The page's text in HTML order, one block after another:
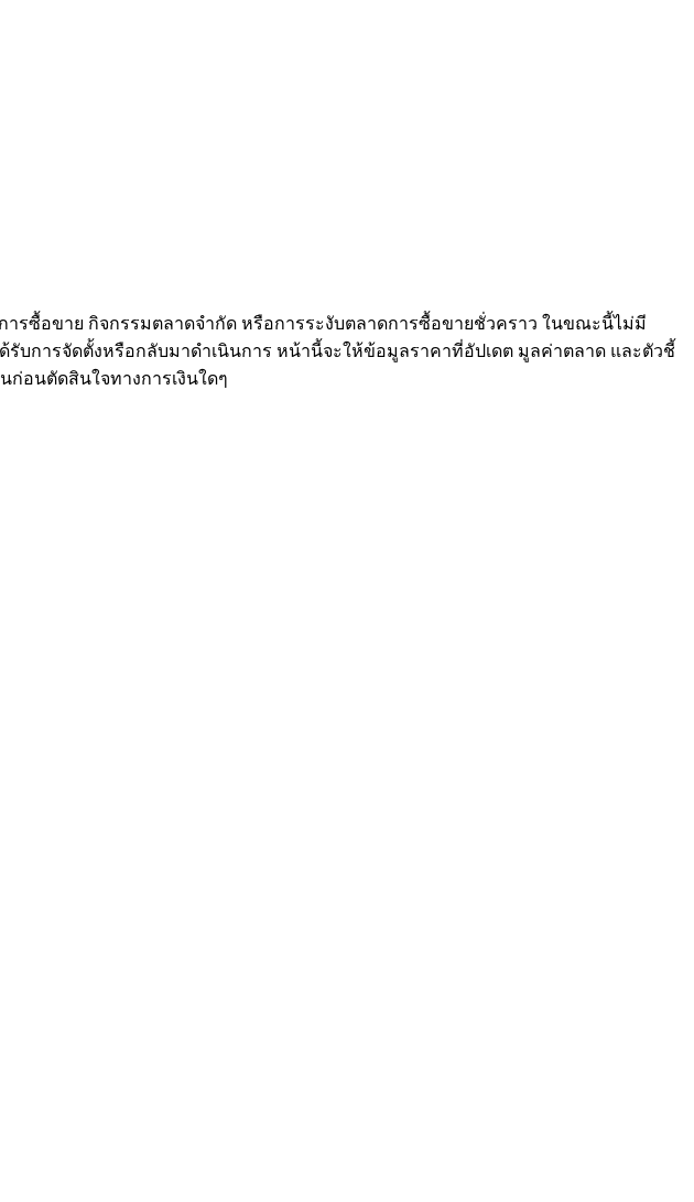
ารซื้อขาย กิจกรรมตลาดจำกัด หรือการระงับตลาดการซื้อขายชั่วคราว ในขณะนี้ไม่มี
การจัดตั้งหรือกลับมาดำเนินการ หน้านี้จะให้ข้อมูลราคาที่อัปเดต มูลค่าตลาด และตัวชี้
ก่อนตัดสินใจทางการเงินใดๆ